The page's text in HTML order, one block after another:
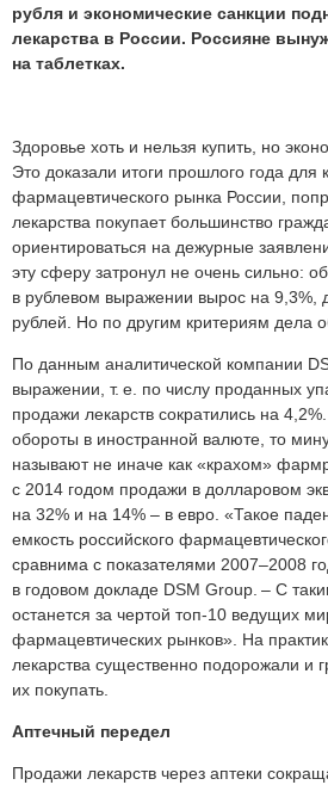
рубля и экономические санкции
лекарства в России. Россияне
на таблетках.
Здоровье хоть и нельзя купить, но
Это доказали итоги прошлого года для
фармацевтического рынка России,
лекарства покупает большинство
ориентироваться на дежурные
эту сферу затронул не очень сильно:
в рублевом выражении вырос на 9,3%,
рублей. Но по другим критериям дела
По данным аналитической компании
выражении, т. е. по числу проданных
продажи лекарств сократились на
обороты в иностранной валюте, то
называют не иначе как «крахом»
с 2014 годом продажи в долларовом
на 32% и на 14% – в евро. «Такое
емкость российского
сравнима с показателями 2007–2008
в годовом докладе DSM Group. – С
останется за чертой топ‑10 ведущих
фармацевтических рынков». На
лекарства существенно подорожали и
их покупать.
Аптечный передел
Продажи лекарств через аптеки